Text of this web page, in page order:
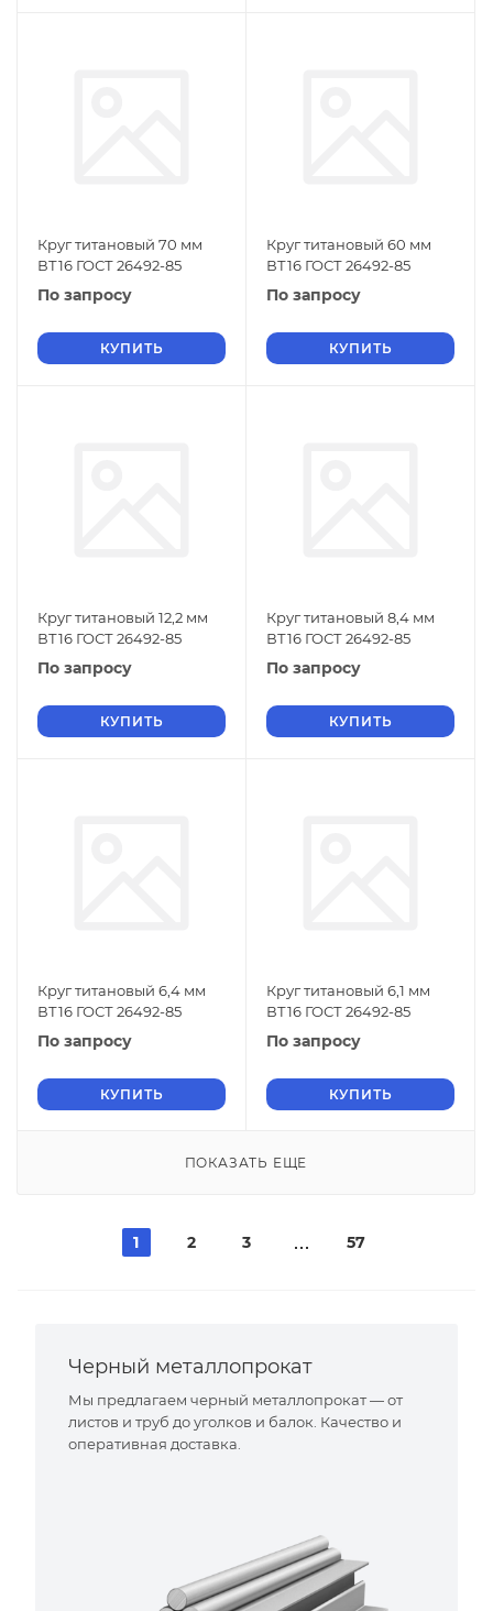
Круг титановый 70 мм
ВТ16 ГОСТ 26492-85
По запросу
КУПИТЬ
Круг титановый 60 мм
ВТ16 ГОСТ 26492-85
По запросу
КУПИТЬ
Круг титановый 12,2 мм
ВТ16 ГОСТ 26492-85
По запросу
КУПИТЬ
Круг титановый 8,4 мм
ВТ16 ГОСТ 26492-85
По запросу
КУПИТЬ
Круг титановый 6,4 мм
ВТ16 ГОСТ 26492-85
По запросу
КУПИТЬ
Круг титановый 6,1 мм
ВТ16 ГОСТ 26492-85
По запросу
КУПИТЬ
ПОКАЗАТЬ ЕЩЕ
1 2 3 57
Черный металлопрокат
Мы предлагаем черный металлопрокат — от
листов и труб до уголков и балок. Качество и
оперативная доставка.